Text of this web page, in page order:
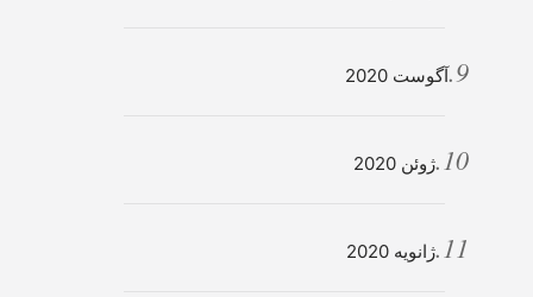
آگوست 2020
ژوئن 2020
ژانویه 2020